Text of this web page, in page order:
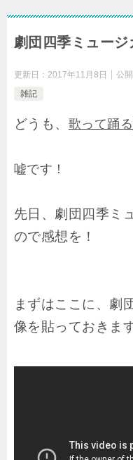
劇団四季ミュー
更新日： 2017年11月8日 公開
雑記
どうも、 歌って踊る
嘘です！
先日、劇団四季ミ
ので感想を！
まずはここに、劇
像を貼っておきま